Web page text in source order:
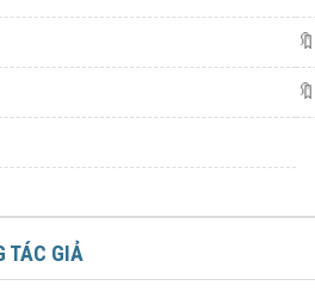
🔖
🔖
TÁC GIẢ